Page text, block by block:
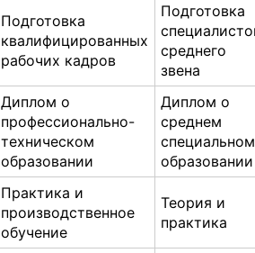
Подготовка
квалифицированных
рабочих кадров
Подготовка
среднего
звена
Диплом о
профессионально-
техническом
образовании
Диплом о
среднем
специальном
образовании
Практика и
производственное
обучение
Теория и
практика